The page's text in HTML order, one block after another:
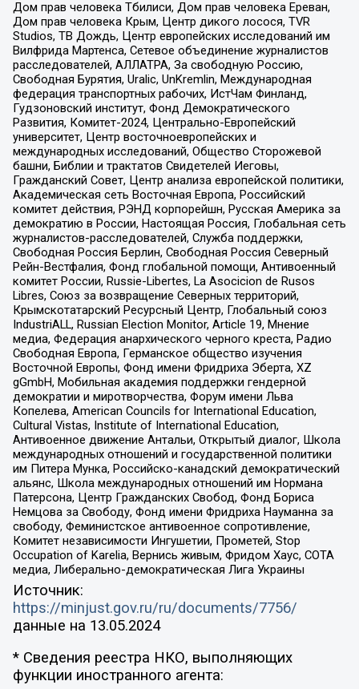
Дом прав человека Тбилиси, Дом прав человека Ереван,
Дом прав человека Крым, Центр дикого лосося, TVR
Studios, ТВ Дождь, Центр европейских исследований им
Вилфрида Мартенса, Сетевое объединение журналистов
расследователей, АЛЛАТРА, За свободную Россию,
Свободная Бурятия, Uralic, UnKremlin, Международная
федерация транспортных рабочих, ИстЧам Финланд,
Гудзоновский институт, Фонд Демократического
Развития, Комитет-2024, Центрально-Европейский
университет, Центр восточноевропейских и
международных исследований, Общество Сторожевой
башни, Библии и трактатов Свидетелей Иеговы,
Гражданский Совет, Центр анализа европейской политики,
Академическая сеть Восточная Европа, Российский
комитет действия, РЭНД корпорейшн, Русская Америка за
демократию в России, Настоящая Россия, Глобальная сеть
журналистов-расследователей, Служба поддержки,
Свободная Россия Берлин, Свободная Россия Северный
Рейн-Вестфалия, Фонд глобальной помощи, Антивоенный
комитет России, Russie-Libertes, La Asocicion de Rusos
Libres, Союз за возвращение Северных территорий,
Крымскотатарский Ресурсный Центр, Глобальный союз
IndustriALL, Russian Election Monitor, Article 19, Мнение
медиа, Федерация анархического черного креста, Радио
Свободная Европа, Германское общество изучения
Восточной Европы, Фонд имени Фридриха Эберта, XZ
gGmbH, Мобильная академия поддержки гендерной
демократии и миротворчества, Форум имени Льва
Копелева, American Councils for International Education,
Cultural Vistas, Institute of International Education,
Антивоенное движение Антальи, Открытый диалог, Школа
международных отношений и государственной политики
им Питера Мунка, Российско-канадский демократический
альянс, Школа международных отношений им Нормана
Патерсона, Центр Гражданских Свобод, Фонд Бориса
Немцова за Свободу, Фонд имени Фридриха Науманна за
свободу, Феминистское антивоенное сопротивление,
Комитет независимости Ингушетии, Прометей, Stop
Occupation of Karelia, Вернись живым, Фридом Хаус, СОТА
медиа, Либерально-демократическая Лига Украины
Источник:
https://minjust.gov.ru/ru/documents/7756/
данные на 13.05.2024
* Сведения реестра НКО, выполняющих
функции иностранного агента: